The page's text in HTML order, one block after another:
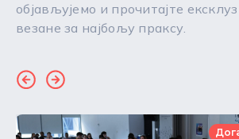
објављујемо и прочитајте
везане за најбољу праксу.